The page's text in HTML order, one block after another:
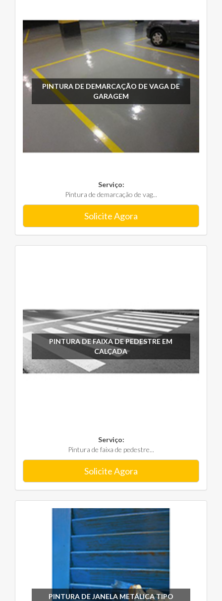
PINTURA DE DEMARCAÇÃO DE VAGA DE
GARAGEM
Serviço:
Pintura de demarcação de vag...
Solicite Agora
PINTURA DE FAIXA DE PEDESTRE EM
CALÇADA
Serviço:
Pintura de faixa de pedestre...
Solicite Agora
PINTURA DE JANELA METÁLICA TIPO